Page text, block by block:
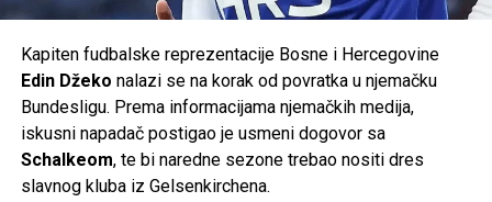
vrhunskog futsala.
Podržimo pravi krajiški sportski brend u novom
evropskom pohodu. Budimo dio priče koja se ispisuje
pred našim očima.
Vidimo se u Cazinu!
Kapiten fudbalske reprezentacije Bosne i Hercegovine
Edin Džeko nalazi se na korak od povratka u njemačku
Bundesligu. Prema informacijama njemačkih medija,
iskusni napadač postigao je usmeni dogovor sa
Schalkeom, te bi naredne sezone trebao nositi dres
slavnog kluba iz Gelsenkirchena.